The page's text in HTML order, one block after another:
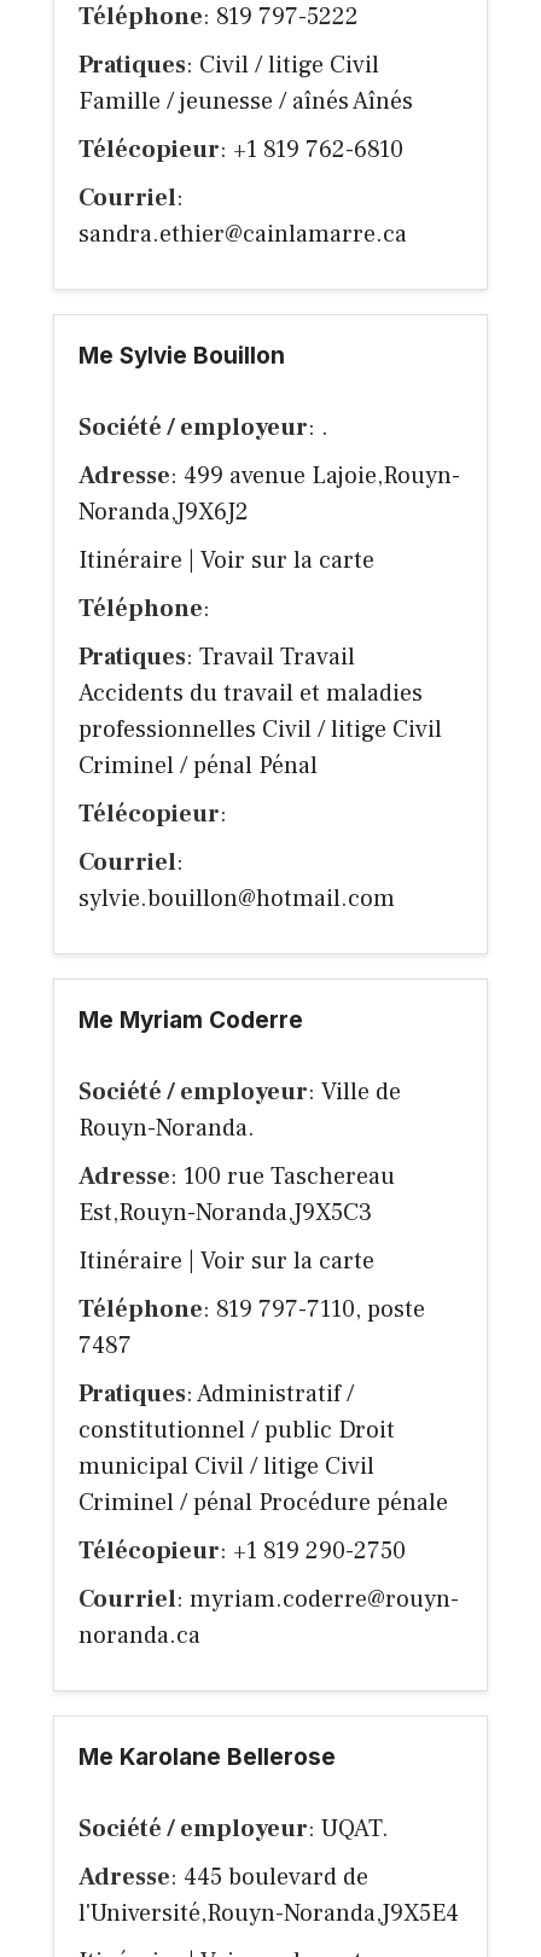
Téléphone: 819 797-5222
Pratiques: Civil / litige Civil
Famille / jeunesse / aînés Aînés
Télécopieur: +1 819 762-6810
Courriel:
sandra.ethier@cainlamarre.ca
Me Sylvie Bouillon
Société / employeur: .
Adresse: 499 avenue Lajoie,Rouyn-
Noranda,J9X6J2
Itinéraire
Voir sur la carte
Téléphone:
Pratiques: Travail Travail
Accidents du travail et maladies
professionnelles Civil / litige Civil
Criminel / pénal Pénal
Télécopieur:
Courriel:
sylvie.bouillon@hotmail.com
Me Myriam Coderre
Société / employeur: Ville de
Rouyn-Noranda.
Adresse: 100 rue Taschereau
Est,Rouyn-Noranda,J9X5C3
Itinéraire
Voir sur la carte
Téléphone: 819 797-7110, poste
7487
Pratiques: Administratif /
constitutionnel / public Droit
municipal Civil / litige Civil
Criminel / pénal Procédure pénale
Télécopieur: +1 819 290-2750
Courriel: myriam.coderre@rouyn-
noranda.ca
Me Karolane Bellerose
Société / employeur: UQAT.
Adresse: 445 boulevard de
l'Université,Rouyn-Noranda,J9X5E4